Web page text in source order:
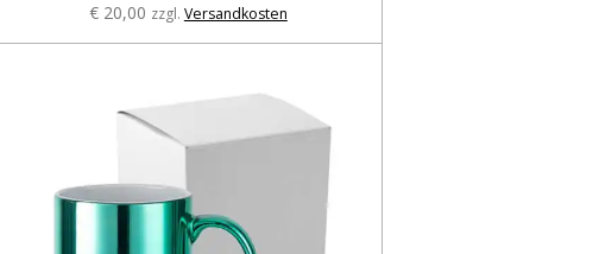
€ 20,00 zzgl. Versandkosten